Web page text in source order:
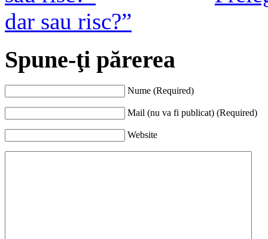
dar sau risc?”
Spune-ţi părerea
Nume (Required)
Mail (nu va fi publicat) (Required)
Website